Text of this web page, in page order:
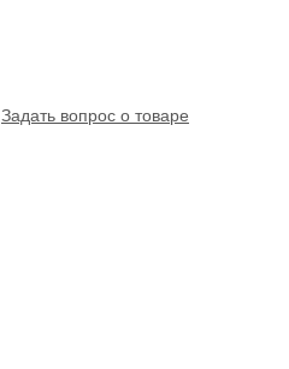
Задать вопрос о товаре